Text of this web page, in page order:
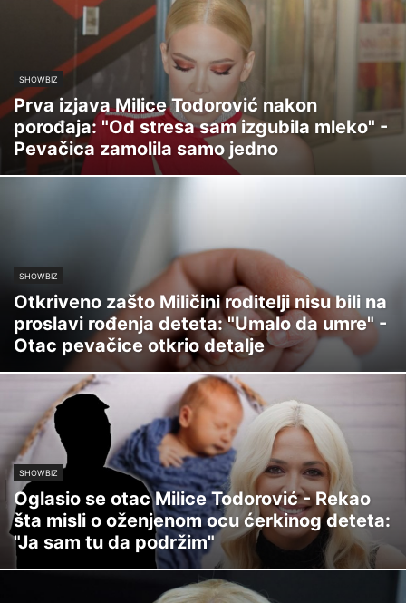
SHOWBIZ
Prva izjava Milice Todorović nakon
porođaja: "Od stresa sam izgubila mleko" -
Pevačica zamolila samo jedno
SHOWBIZ
Otkriveno zašto Miličini roditelji nisu bili na
proslavi rođenja deteta: "Umalo da umre" -
Otac pevačice otkrio detalje
SHOWBIZ
Oglasio se otac Milice Todorović - Rekao
šta misli o oženjenom ocu ćerkinog deteta:
"Ja sam tu da podržim"